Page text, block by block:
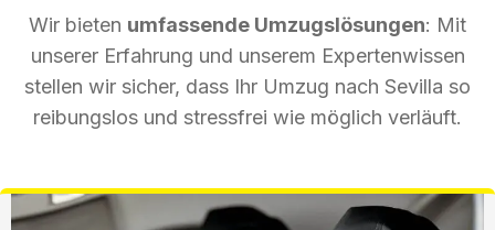
Wir bieten umfassende Umzugslösungen: Mit
unserer Erfahrung und unserem Expertenwissen
stellen wir sicher, dass Ihr Umzug nach Sevilla so
reibungslos und stressfrei wie möglich verläuft.